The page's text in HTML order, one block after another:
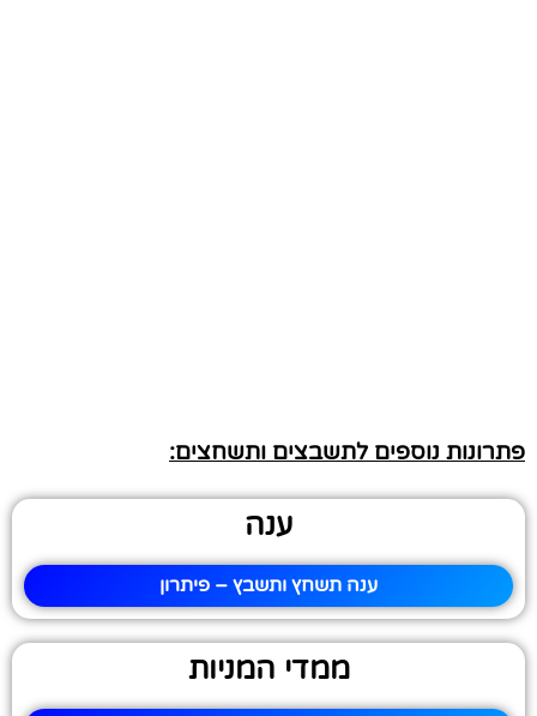
פתרונות נוספים לתשבצים ותשחצים:
ענה
ענה תשחץ ותשבץ – פיתרון
ממדי המניות